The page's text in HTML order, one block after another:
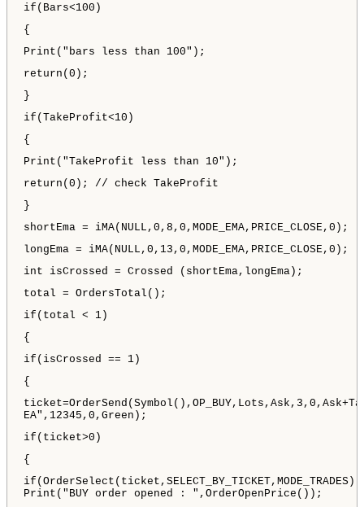
if(Bars<100)
{
Print("bars less than 100");
return(0);
}
if(TakeProfit<10)
{
Print("TakeProfit less than 10");
return(0); // check TakeProfit
}
shortEma = iMA(NULL,0,8,0,MODE_EMA,PRICE_CLOSE,0);
longEma = iMA(NULL,0,13,0,MODE_EMA,PRICE_CLOSE,0);
int isCrossed = Crossed (shortEma,longEma);
total = OrdersTotal();
if(total < 1)
{
if(isCrossed == 1)
{
EA",12345,0,Green);
if(ticket>0)
{
if(OrderSelect(ticket,SELECT_BY_TICKET,MODE_TRADES))
Print("BUY order opened : ",OrderOpenPrice());